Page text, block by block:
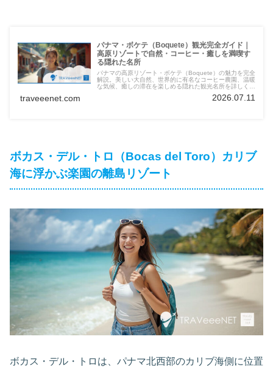
パナマ・ボケテ（Boquete）観光完全ガイド｜
高原リゾートで自然・コーヒー・癒しを満喫す
る隠れた名所
パナマの高原リゾート・ボケテ（Boquete）の魅力を完全
解説。美しい大自然、世界的に有名なコーヒー農園、温暖
な気候、癒しの滞在を楽しめる隠れた観光名所を詳しく紹
traveeenet.com 2026.07.11
ボカス・デル・トロ（Bocas del Toro）カリブ
海に浮かぶ楽園の離島リゾート
ボカス・デル・トロは、パナマ北西部のカリブ海側に位置